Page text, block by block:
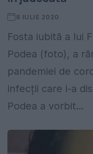
8 IULIE 2020
Fosta iubită a lui
Podea (foto), a
pandemiei de
infecții care i-a
Podea a vorbit...